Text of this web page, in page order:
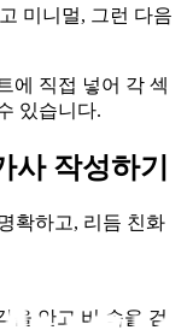
미니멀, 그런 다음
에 직접 넣어 각 섹
있습니다.
사 작성하기
확하고, 리듬 친화
을 안고 비 속을 걷